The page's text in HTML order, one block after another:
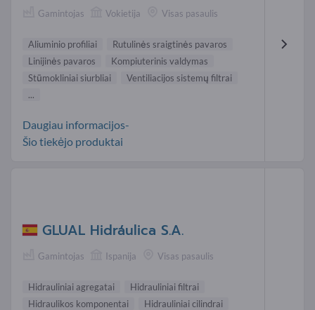
Gamintojas Vokietija Visas pasaulis
Aliuminio profiliai
Rutulinės sraigtinės pavaros
Linijinės pavaros
Kompiuterinis valdymas
Stūmokliniai siurbliai
Ventiliacijos sistemų filtrai
...
Daugiau informacijos-
Šio tiekėjo produktai
GLUAL Hidráulica S.A.
Gamintojas Ispanija Visas pasaulis
Hidrauliniai agregatai
Hidrauliniai filtrai
Hidraulikos komponentai
Hidrauliniai cilindrai